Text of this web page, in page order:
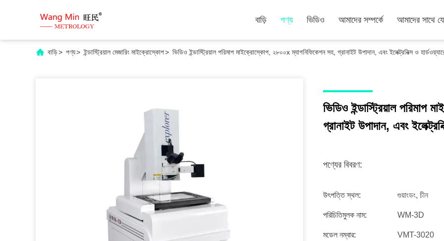
বাড়ি পণ্য ভিডিও আমাদের সম্পর্কে আমাদের সাথে
বাড়ি> পণ্য> ইন্ডাস্ট্রিয়াল মেজারিং মাইক্রোস্কোপ> ভিডিও ইন্ডাস্ট্রিয়াল পরিমাপ মাইক্রোস্কোপ, ২৮০০x ম্যাগনিফিকেশন সহ, গ্রানাইট উপাদান, এবং ইলেক্ট্রনিক্স ও
ভিডিও ইন্ডাস্ট্রিয়াল
গ্রানাইট উপাদান, এবং
পণ্যের বিবরণ:
উৎপত্তি স্থল: গুয়াংডং, চীন
পরিচিতিমুলক নাম: WM-3D
মডেল নম্বার: VMT-3020